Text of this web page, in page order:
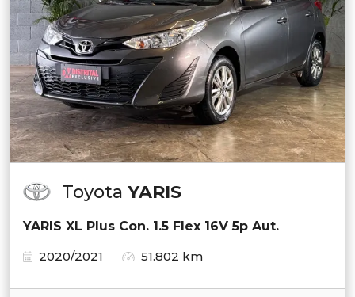
Toyota YARIS
YARIS XL Plus Con. 1.5 Flex 16V 5p Aut.
2020/2021
51.802 km